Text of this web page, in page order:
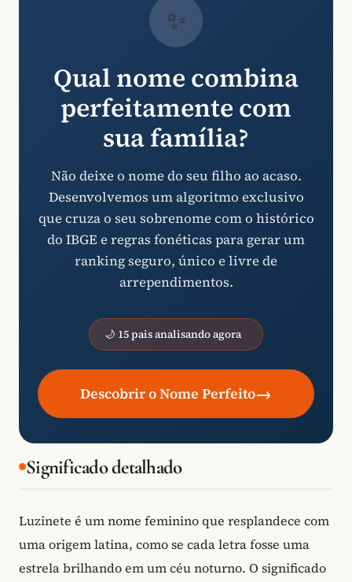
✨
Qual nome combina
perfeitamente com
sua família?
Não deixe o nome do seu filho ao acaso.
Desenvolvemos um algoritmo exclusivo
que cruza o seu sobrenome com o histórico
do IBGE e regras fonéticas para gerar um
ranking seguro, único e livre de
arrependimentos.
🌙 15 pais analisando agora
Descobrir o Nome Perfeito→
Significado detalhado
Luzinete é um nome feminino que resplandece com
uma origem latina, como se cada letra fosse uma
estrela brilhando em um céu noturno. O significado